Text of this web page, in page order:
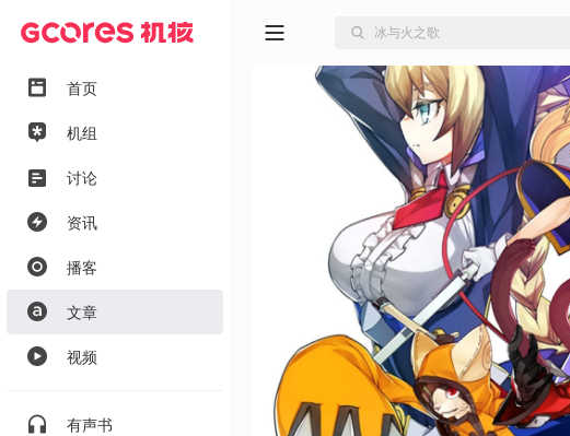
首页
机组
讨论
资讯
播客
文章
视频
有声书